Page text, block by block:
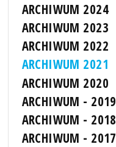
ARCHIWUM 2024
ARCHIWUM 2023
ARCHIWUM 2022
ARCHIWUM 2021
ARCHIWUM 2020
ARCHIWUM - 2019
ARCHIWUM - 2018
ARCHIWUM - 2017